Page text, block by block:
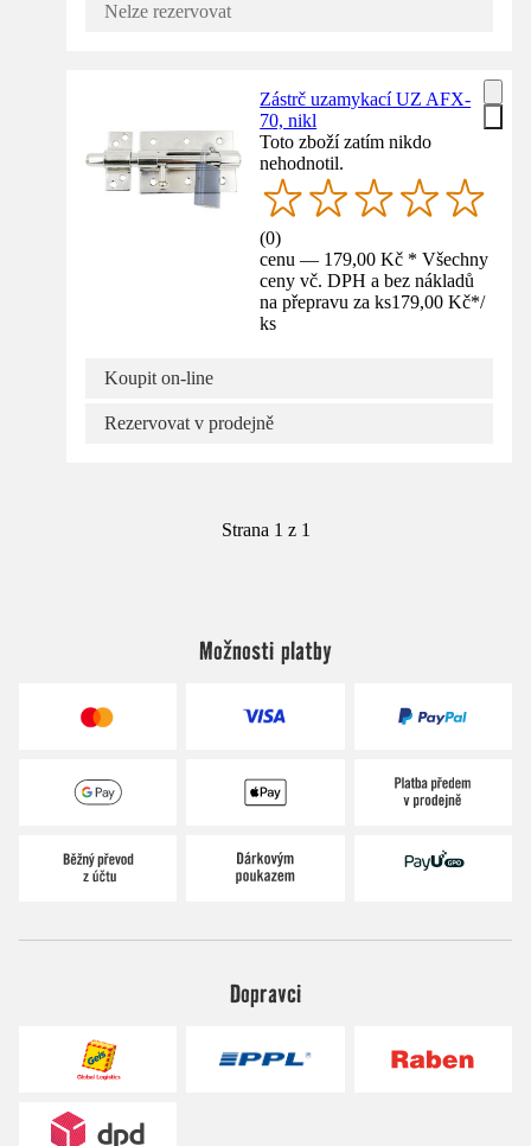
Nelze rezervovat
Zástrč uzamykací UZ AFX-
70, nikl
Toto zboží zatím nikdo
nehodnotil.
(0)
cenu — 179,00 Kč * Všechny
ceny vč. DPH a bez nákladů
na přepravu za ks179,00 Kč*/
ks
Koupit on-line
Rezervovat v prodejně
Strana 1 z 1
Možnosti platby
Dopravci